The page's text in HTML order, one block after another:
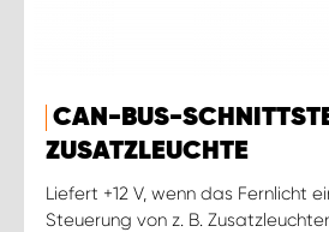
CAN-BUS-
ZUSATZLEUCHTE
Liefert +12 V, wenn das Fernlicht
Steuerung von z. B.